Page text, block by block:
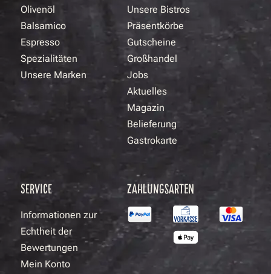
Olivenöl
Balsamico
Espresso
Spezialitäten
Unsere Marken
Unsere Bistros
Präsentkörbe
Gutscheine
Großhandel
Jobs
Aktuelles
Magazin
Belieferung
Gastrokarte
SERVICE
Informationen zur
Echtheit der
Bewertungen
Mein Konto
ZAHLUNGSARTEN